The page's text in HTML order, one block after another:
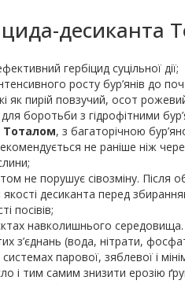
десиканта
гербіцид суцільної дії;
росту бур’янів до
як пирій повзучий, осот
боротьби з гідрофітними
Тоталом, з багаторічною
не раніше ніж
не порушує сівозміну. Після
десиканта перед
посівів;
навколишнього середовища.
з’єднань (вода, нітрати,
системах парової, зяблевої і
і тим самим знизити ерозію